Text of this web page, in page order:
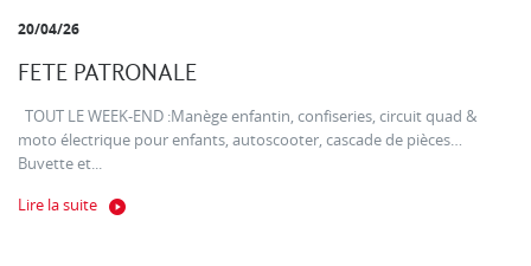
20/04/26
FETE PATRONALE
TOUT LE WEEK-END :Manège enfantin, confiseries, circuit quad &
moto électrique pour enfants, autoscooter, cascade de pièces…
Buvette et...
Lire la suite